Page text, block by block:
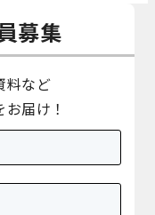
募集
料など
届け！